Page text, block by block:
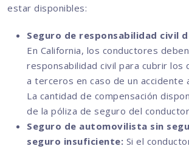
estar disponibles:
Seguro de responsabilidad civil
En California, los conductores
responsabilidad civil para cubrir los
a terceros en caso de un accidente
La cantidad de compensación
de la póliza de seguro del
Seguro de automovilista sin
seguro insuficiente: Si el